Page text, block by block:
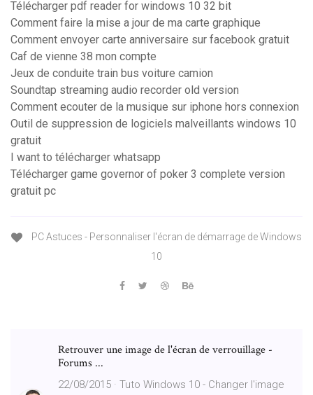
Télécharger pdf reader for windows 10 32 bit
Comment faire la mise a jour de ma carte graphique
Comment envoyer carte anniversaire sur facebook gratuit
Caf de vienne 38 mon compte
Jeux de conduite train bus voiture camion
Soundtap streaming audio recorder old version
Comment ecouter de la musique sur iphone hors connexion
Outil de suppression de logiciels malveillants windows 10
gratuit
I want to télécharger whatsapp
Télécharger game governor of poker 3 complete version
gratuit pc
PC Astuces - Personnaliser l'écran de démarrage de Windows
10
Retrouver une image de l'écran de verrouillage -
Forums ...
22/08/2015 · Tuto Windows 10 - Changer l'image